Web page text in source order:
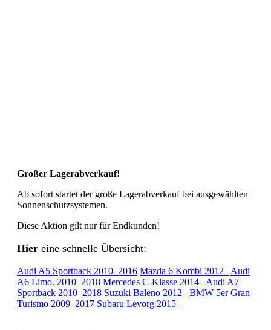
Großer Lagerabverkauf!
Ab sofort startet der große Lagerabverkauf bei ausgewählten
Sonnenschutzsystemen.
Diese Aktion gilt nur für Endkunden!
Hier eine schnelle Übersicht:
Audi A5 Sportback 2010–2016 Mazda 6 Kombi 2012– Audi
A6 Limo. 2010–2018 Mercedes C-Klasse 2014– Audi A7
Sportback 2010–2018 Suzuki Baleno 2012– BMW 5er Gran
Turismo 2009–2017 Subaru Levorg 2015–